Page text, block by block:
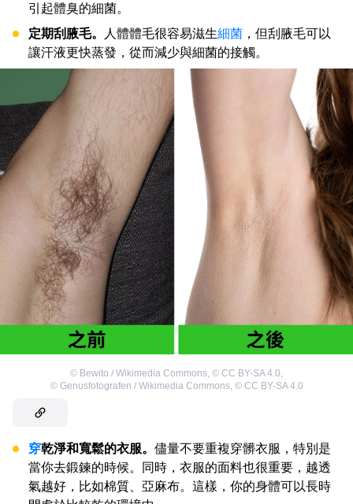
引起體臭的細菌。
定期刮腋毛。
人體體毛很容易滋生細菌 ，但刮腋毛可以
讓汗液更快蒸發，從而減少與細菌的接觸。
© Bewito / Wikimedia Commons, © CC BY-SA 4.0,
© Genusfotografen / Wikimedia Commons, © CC BY-SA 4.0
穿乾淨和寬鬆的衣服。 儘量不要重複穿髒衣服，特別是
當你去鍛鍊的時候。同時，衣服的面料也很重要，越透
氣越好，比如棉質、亞麻布。這樣，你的身體可以長時